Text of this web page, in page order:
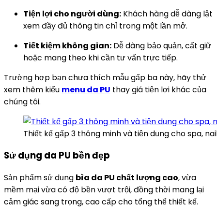
Tiện lợi cho người dùng: Khách hàng dễ dàng lật
xem đầy đủ thông tin chỉ trong một lần mở.
Tiết kiệm không gian: Dễ dàng bảo quản, cất giữ
hoặc mang theo khi cần tư vấn trực tiếp.
Trường hợp bạn chưa thích mẫu gấp ba này, hãy thử
xem thêm kiểu menu da PU thay giá tiện lợi khác của
chúng tôi.
Thiết kế gấp 3 thông minh và tiện dụng cho spa,
Sử dụng da PU bền đẹp
Sản phẩm sử dụng bìa da PU chất lượng cao, vừa
mềm mại vừa có độ bền vượt trội, đồng thời mang lại
cảm giác sang trọng, cao cấp cho tổng thể thiết kế.